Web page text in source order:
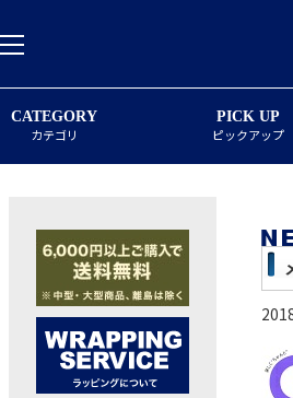
CATEGORY
カテゴリ
PICK UP
ピックアップ